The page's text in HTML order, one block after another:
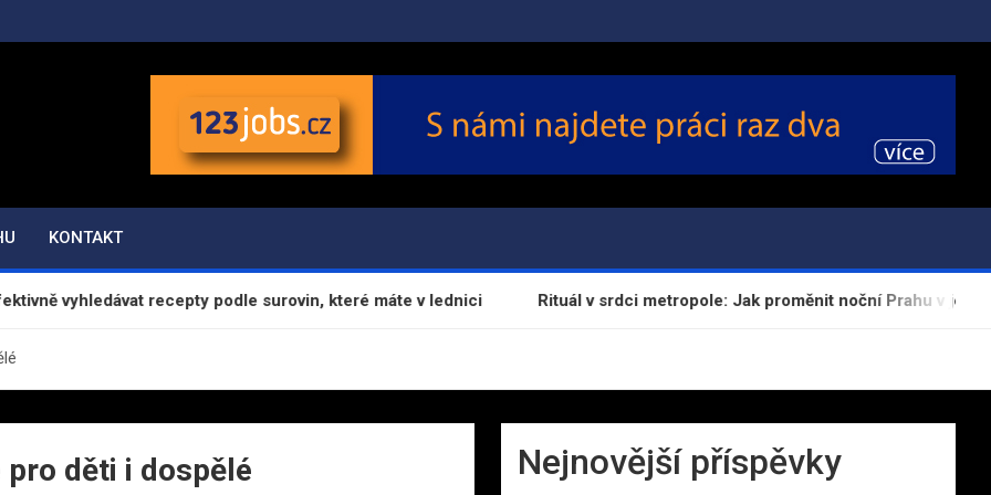
KONTAKT
vyhledávat recepty podle surovin, které máte v lednici Rituál v srdci metropole: Jak proměnit noční Prahu v jeviště
pro děti i dospělé Nejnovější příspěvky